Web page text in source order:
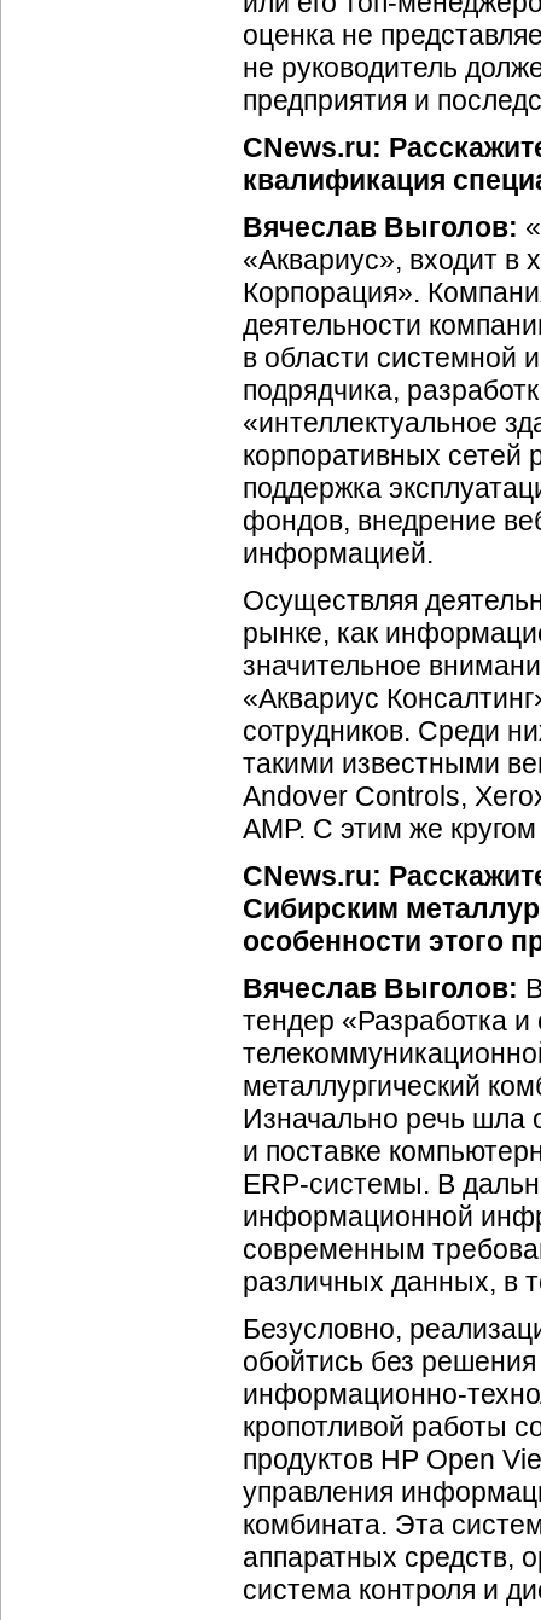
оценка не
не руководитель
предприятия и
CNews.ru:
квалификация
Вячеслав Выголов:
«Аквариус», входит в
Корпорация».
деятельности
в области системной
подрядчика,
«интеллектуальное
корпоративных
поддержка
фондов, внедрение
информацией.
Осуществляя
рынке, как
значительное
«Аквариус
сотрудников. Среди
такими известными
Andover Controls,
AMP. С этим же
CNews.ru:
Сибирским
особенности этого
Вячеслав Выголов:
тендер «Разработка
металлургический
Изначально речь шла
и поставке
ERP-системы. В
информационной
современным
различных данных, в
Безусловно,
обойтись без
информационно-
кропотливой работы
продуктов HP Open
управления
комбината. Эта
аппаратных средств,
система контроля и